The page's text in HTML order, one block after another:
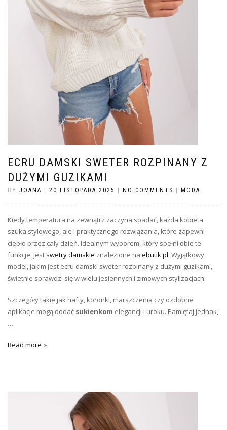
ECRU DAMSKI SWETER ROZPINANY Z
DUŻYMI GUZIKAMI
BY JOANA 20 LISTOPADA 2025 NO COMMENTS MODA
Kiedy temperatura na zewnątrz zaczyna spadać, każda kobieta
szuka stylowego, ale i praktycznego rozwiązania, które zapewni
ciepło przez cały dzień. Idealnym wyborem, który spełni obie te
funkcje, jest swetry damskie znalezione na ebutik.pl. Wyjątkowy
model, jakim jest ecru damski sweter rozpinany z dużymi guzikami,
świetnie sprawdzi się w wielu jesiennych i zimowych stylizacjach.
Szczegóły takie jak hafty, koronki, marszczenia czy ozdobne
aplikacje mogą dodać sukienkom elegancji i uroku. Pamiętaj jednak,
…
Read more